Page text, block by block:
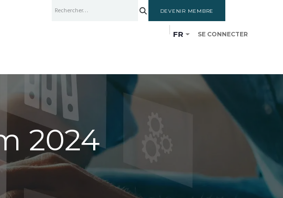
DEVENIR MEMBRE
FR SE CONNECTER
2024